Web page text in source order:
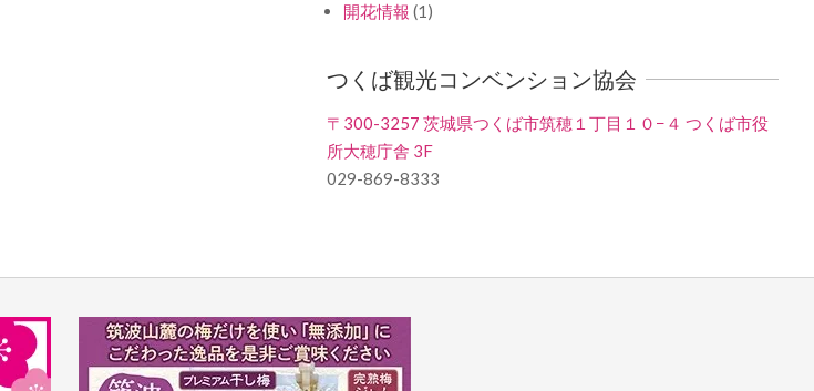
開花情報 (1)
つくば観光コンベンション協会
〒300-3257 茨城県つくば市筑穂１丁目１０−４ つくば市役
所大穂庁舎 3F
029-869-8333